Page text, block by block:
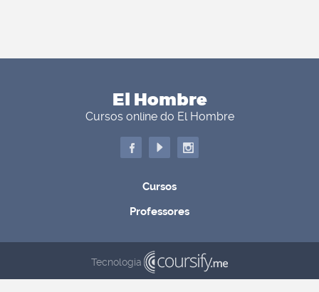
El Hombre
Cursos online do El Hombre
Cursos
Professores
Tecnologia